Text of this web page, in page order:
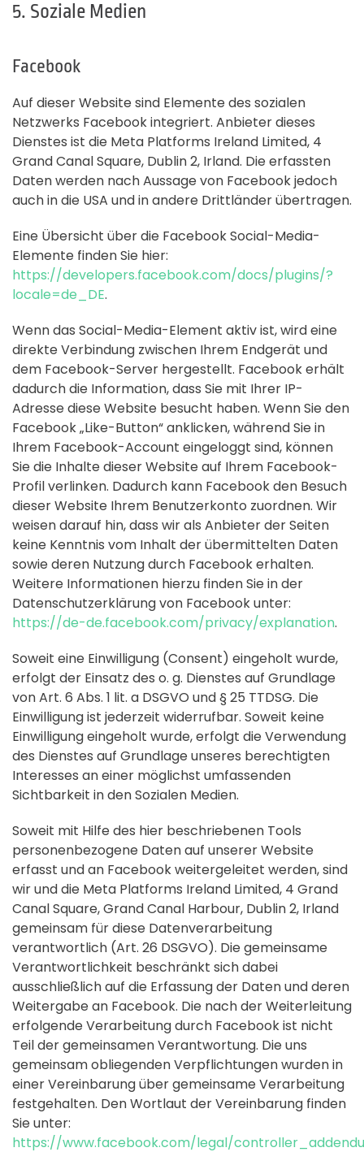
5. Soziale Medien
Facebook
Auf dieser Website sind Elemente des sozialen
Netzwerks Facebook integriert. Anbieter dieses
Dienstes ist die Meta Platforms Ireland Limited, 4
Grand Canal Square, Dublin 2, Irland. Die erfassten
Daten werden nach Aussage von Facebook jedoch
auch in die USA und in andere Drittländer übertragen.
Eine Übersicht über die Facebook Social-Media-
Elemente finden Sie hier:
https://developers.facebook.com/docs/plugins/?
locale=de_DE.
Wenn das Social-Media-Element aktiv ist, wird eine
direkte Verbindung zwischen Ihrem Endgerät und
dem Facebook-Server hergestellt. Facebook erhält
dadurch die Information, dass Sie mit Ihrer IP-
Adresse diese Website besucht haben. Wenn Sie den
Facebook „Like-Button“ anklicken, während Sie in
Ihrem Facebook-Account eingeloggt sind, können
Sie die Inhalte dieser Website auf Ihrem Facebook-
Profil verlinken. Dadurch kann Facebook den Besuch
dieser Website Ihrem Benutzerkonto zuordnen. Wir
weisen darauf hin, dass wir als Anbieter der Seiten
keine Kenntnis vom Inhalt der übermittelten Daten
sowie deren Nutzung durch Facebook erhalten.
Weitere Informationen hierzu finden Sie in der
Datenschutzerklärung von Facebook unter:
https://de-de.facebook.com/privacy/explanation.
Soweit eine Einwilligung (Consent) eingeholt wurde,
erfolgt der Einsatz des o. g. Dienstes auf Grundlage
von Art. 6 Abs. 1 lit. a DSGVO und § 25 TTDSG. Die
Einwilligung ist jederzeit widerrufbar. Soweit keine
Einwilligung eingeholt wurde, erfolgt die Verwendung
des Dienstes auf Grundlage unseres berechtigten
Interesses an einer möglichst umfassenden
Sichtbarkeit in den Sozialen Medien.
Soweit mit Hilfe des hier beschriebenen Tools
personenbezogene Daten auf unserer Website
erfasst und an Facebook weitergeleitet werden, sind
wir und die Meta Platforms Ireland Limited, 4 Grand
Canal Square, Grand Canal Harbour, Dublin 2, Irland
gemeinsam für diese Datenverarbeitung
verantwortlich (Art. 26 DSGVO). Die gemeinsame
Verantwortlichkeit beschränkt sich dabei
ausschließlich auf die Erfassung der Daten und deren
Weitergabe an Facebook. Die nach der Weiterleitung
erfolgende Verarbeitung durch Facebook ist nicht
Teil der gemeinsamen Verantwortung. Die uns
gemeinsam obliegenden Verpflichtungen wurden in
einer Vereinbarung über gemeinsame Verarbeitung
festgehalten. Den Wortlaut der Vereinbarung finden
Sie unter:
https://www.facebook.com/legal/